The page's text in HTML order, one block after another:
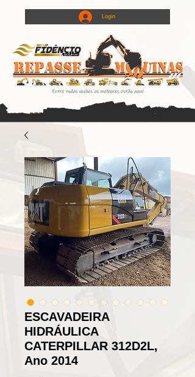
Login
ESCAVADEIRA
HIDRÁULICA
CATERPILLAR 312D2L,
Ano 2014